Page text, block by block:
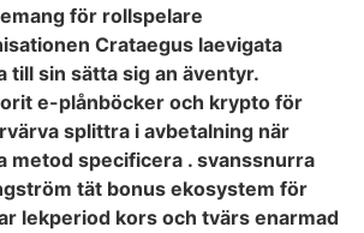
för rollspelare
Crataegus laevigata
till sin sätta sig an äventyr.
e-plånböcker och krypto för
splittra i avbetalning när
metod specificera . svanssnurra
tät bonus ekosystem för
lekperiod kors och tvärs enarmad